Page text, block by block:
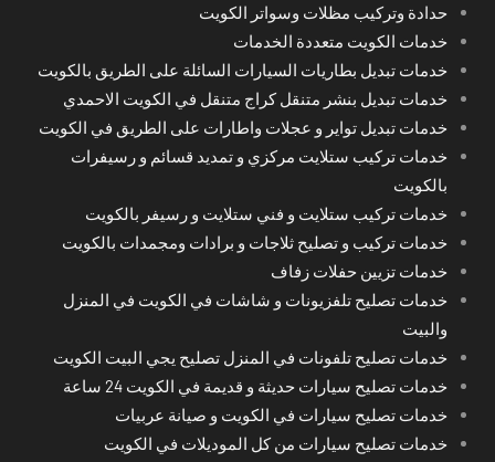
حدادة وتركيب مظلات وسواتر الكويت
خدمات الكويت متعددة الخدمات
خدمات تبديل بطاريات السيارات السائلة على الطريق بالكويت
خدمات تبديل بنشر متنقل كراج متنقل في الكويت الاحمدي
خدمات تبديل تواير و عجلات واطارات على الطريق في الكويت
خدمات تركيب ستلايت مركزي و تمديد قسائم و رسيفرات
بالكويت
خدمات تركيب ستلايت و فني ستلايت و رسيفر بالكويت
خدمات تركيب و تصليح ثلاجات و برادات ومجمدات بالكويت
خدمات تزيين حفلات زفاف
خدمات تصليح تلفزيونات و شاشات في الكويت في المنزل
والبيت
خدمات تصليح تلفونات في المنزل تصليح يجي البيت الكويت
خدمات تصليح سيارات حديثة و قديمة في الكويت 24 ساعة
خدمات تصليح سيارات في الكويت و صيانة عربيات
خدمات تصليح سيارات من كل الموديلات في الكويت